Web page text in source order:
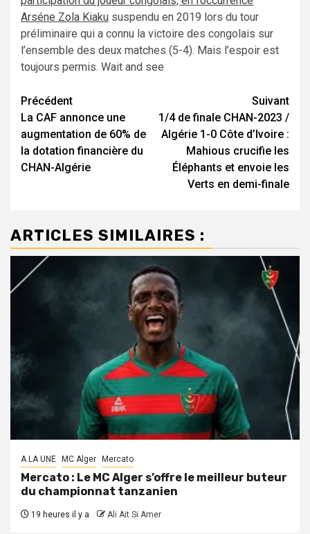
Arséne Zola Kiaku suspendu en 2019 lors du tour
préliminaire qui a connu la victoire des congolais sur
l’ensemble des deux matches (5-4). Mais l’espoir est
toujours permis. Wait and see
Navigation
d’article
Précédent
La CAF annonce une
augmentation de 60% de
la dotation financière du
CHAN-Algérie
Suivant
1/4 de finale CHAN-2023 /
Algérie 1-0 Côte d’Ivoire :
Mahious crucifie les
Éléphants et envoie les
Verts en demi-finale
ARTICLES SIMILAIRES :
A LA UNE MC Alger Mercato
Mercato : Le MC Alger s’offre le meilleur buteur
du championnat tanzanien
19 heures il y a Ali Ait Si Amer